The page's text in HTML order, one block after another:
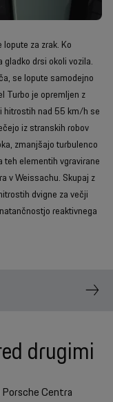
za zrak. Ko
gladko drsi okoli vozila.
se lopute samodejno
Turbo je opremljen z
hitrostih nad 55 km/h se
iz stranskih robov
zmanjšajo turbulenco
teh elementih vgravirane
v Weissachu. Skupaj z
dvigne za večji
reaktivnega
drugimi
Centra